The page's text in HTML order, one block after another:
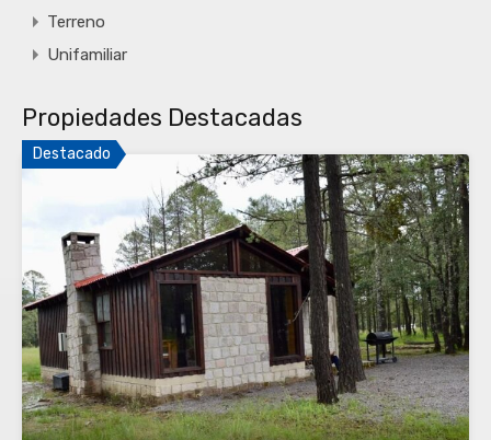
Terreno
Unifamiliar
Propiedades Destacadas
Destacado